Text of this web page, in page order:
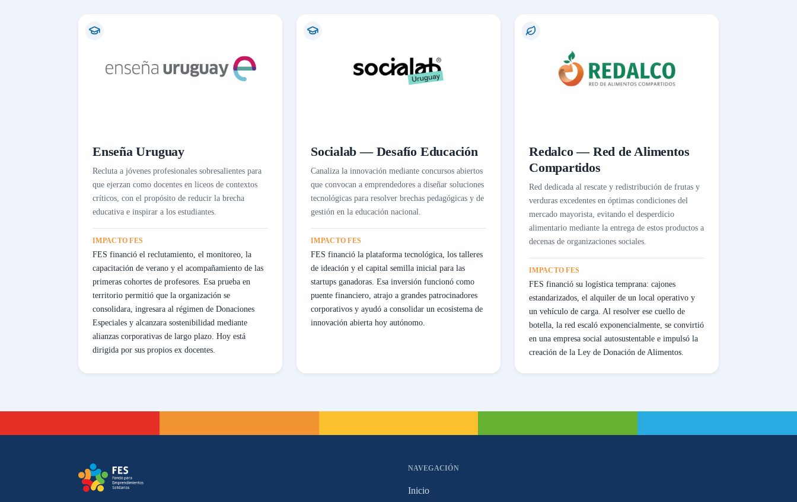
Enseña Uruguay
Recluta a jóvenes profesionales sobresalientes para
que ejerzan como docentes en liceos de contextos
críticos, con el propósito de reducir la brecha
educativa e inspirar a los estudiantes.
IMPACTO FES
FES financió el reclutamiento, el monitoreo, la
capacitación de verano y el acompañamiento de las
primeras cohortes de profesores. Esa prueba en
territorio permitió que la organización se
consolidara, ingresara al régimen de Donaciones
Especiales y alcanzara sostenibilidad mediante
alianzas corporativas de largo plazo. Hoy está
dirigida por sus propios ex docentes.
Socialab — Desafío Educación
Canaliza la innovación mediante concursos abiertos
que convocan a emprendedores a diseñar soluciones
tecnológicas para resolver brechas pedagógicas y de
gestión en la educación nacional.
IMPACTO FES
FES financió la plataforma tecnológica, los talleres
de ideación y el capital semilla inicial para las
startups ganadoras. Esa inversión funcionó como
puente financiero, atrajo a grandes patrocinadores
corporativos y ayudó a consolidar un ecosistema de
innovación abierta hoy autónomo.
Redalco — Red de Alimentos
Compartidos
Red dedicada al rescate y redistribución de frutas y
verduras excedentes en óptimas condiciones del
mercado mayorista, evitando el desperdicio
alimentario mediante la entrega de estos productos a
decenas de organizaciones sociales.
IMPACTO FES
FES financió su logística temprana: cajones
estandarizados, el alquiler de un local operativo y
un vehículo de carga. Al resolver ese cuello de
botella, la red escaló exponencialmente, se convirtió
en una empresa social autosustentable e impulsó la
creación de la Ley de Donación de Alimentos.
NAVEGACIÓN
Inicio